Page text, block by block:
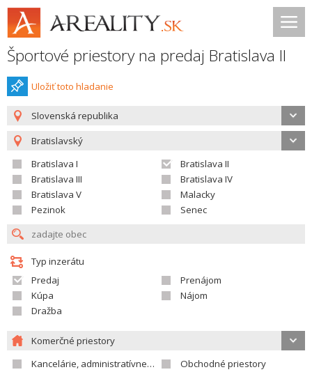
Športové priestory na predaj Bratislava II
Uložiť toto hladanie
Slovenská republika
Bratislavský
Bratislava I
Bratislava II
Bratislava III
Bratislava IV
Bratislava V
Malacky
Pezinok
Senec
Typ inzerátu
Predaj
Prenájom
Kúpa
Nájom
Dražba
Komerčné priestory
Kancelárie, administratívne priestory
Obchodné priestory